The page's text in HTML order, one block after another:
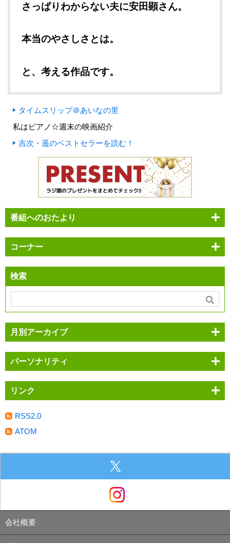
さっぱりわからない夫に安田顕さん。
本当のやさしさとは。
と、考える作品です。
タイムスリップ＠あいなの里
私はピアノ☆週末の映画紹介
吉次・遥のベストセラーを読む！
番組へのおたより
コーナー
検索
月別アーカイブ
パーソナリティ
リンク
RSS2.0
ATOM
会社概要